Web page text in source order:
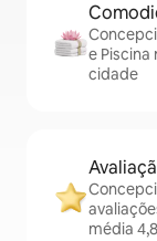
e
cidade
média